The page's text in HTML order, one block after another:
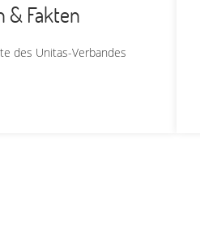
& Fakten
des Unitas-Verbandes